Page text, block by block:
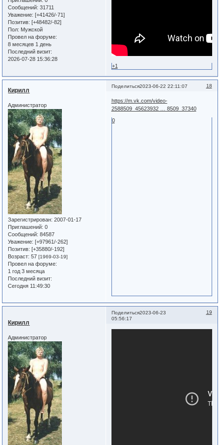
Сообщений: 31711
Уважение: [+41426/-71]
Позитив: [+48482/-82]
Пол: Мужской
Провел на форуме:
8 месяцев 1 день
Последний визит:
2026-07-28 15:36:28
+1
Поделиться 18
2023-06-22 22:11:07
Кирилл
Администратор
Зарегистрирован: 2007-01-17
Приглашений: 0
Сообщений: 84587
Уважение: [+97961/-262]
Позитив: [+35880/-192]
Возраст: 57[1969-03-19]
Провел на форуме:
1 год 3 месяца
Последний визит:
Сегодня 11:49:30
https://m.vk.com/video-
2588509_45623932 … 8509_37340
0
Поделиться 19
2023-06-23
05:56:17
Кирилл
Администратор